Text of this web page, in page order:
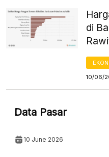
di
10/06/
Data Pasar
10 June 2026